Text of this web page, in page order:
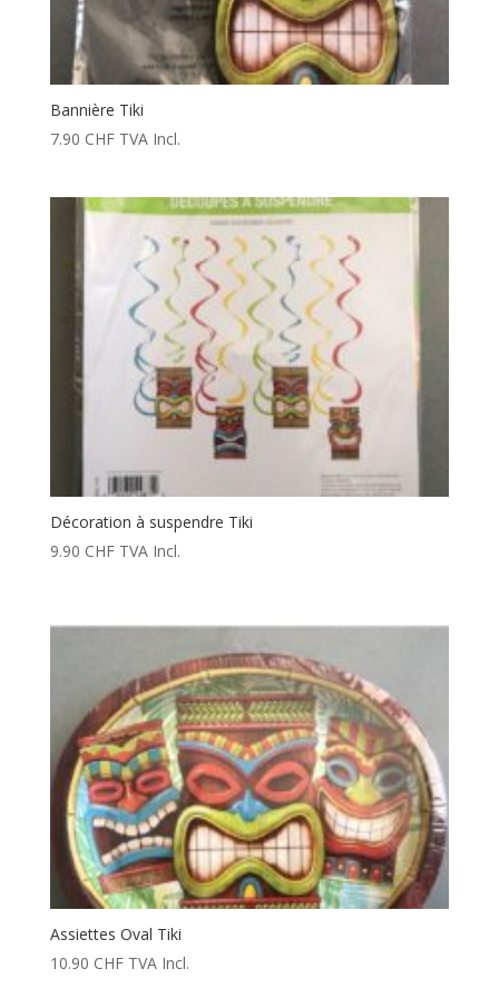
Bannière Tiki
7.90 CHF TVA Incl.
Décoration à suspendre Tiki
9.90 CHF TVA Incl.
Assiettes Oval Tiki
10.90 CHF TVA Incl.